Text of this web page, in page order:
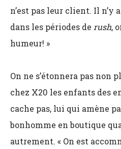
n’est pas leur client. Il n’y
dans les périodes de rush,
humeur! »
On ne s’étonnera pas non
chez X20 les enfants des
cache pas, lui qui amène
bonhomme en boutique
autrement. « On est